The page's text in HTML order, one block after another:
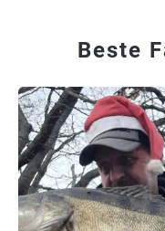
Beste